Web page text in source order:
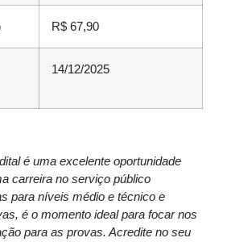
R$ 67,90
14/12/2025
é uma excelente oportunidade
carreira no serviço público
para níveis médio e técnico e
é o momento ideal para focar nos
para as provas. Acredite no seu